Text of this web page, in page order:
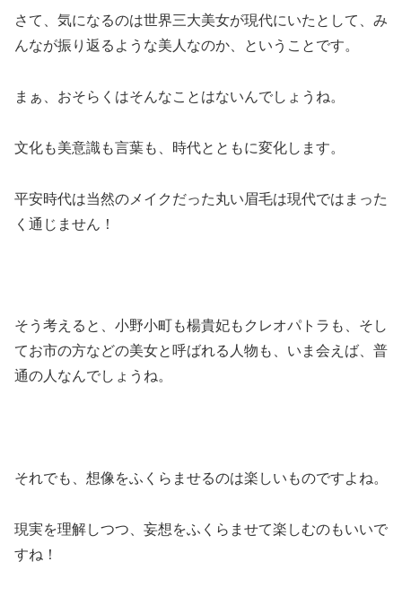
さて、気になるのは世界三大美女が現代にいたとして、み
んなが振り返るような美人なのか、ということです。
まぁ、おそらくはそんなことはないんでしょうね。
文化も美意識も言葉も、時代とともに変化します。
平安時代は当然のメイクだった丸い眉毛は現代ではまった
く通じません！
そう考えると、小野小町も楊貴妃もクレオパトラも、そし
てお市の方などの美女と呼ばれる人物も、いま会えば、普
通の人なんでしょうね。
それでも、想像をふくらませるのは楽しいものですよね。
現実を理解しつつ、妄想をふくらませて楽しむのもいいで
すね！